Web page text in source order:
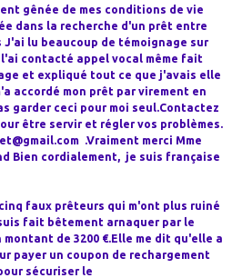
gênée de mes conditions de vie
dans la recherche d'un prêt entre
J'ai lu beaucoup de témoignage sur
l'ai contacté appel vocal même fait
et expliqué tout ce que j'avais elle
accordé mon prêt par virement en
garder ceci pour moi seul.Contactez
être servir et régler vos problèmes.
.Vraiment merci Mme
Bien cordialement, je suis française
faux prêteurs qui m'ont plus ruiné
fait bêtement arnaquer par le
montant de 3200 €.Elle me dit qu'elle a
payer un coupon de rechargement
sécuriser le